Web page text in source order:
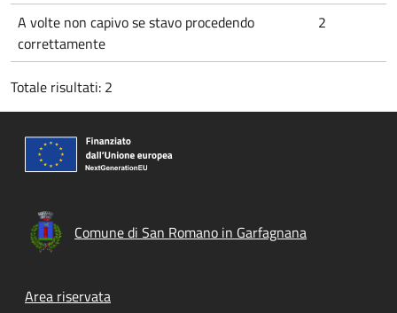
A volte non capivo se stavo procedendo
correttamente
2
Totale risultati: 2
Comune di San Romano in Garfagnana
Footer menu
Area riservata